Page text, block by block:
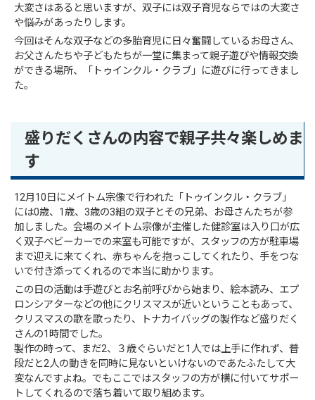
大変さはあると思いますが、双子には双子育児ならではの大変さ
や悩みがあったりします。
今回はそんな双子などの多胎育児に日々奮闘しているお母さん、
お父さんたちや子どもたちが一堂に集まって親子遊びや情報交換
ができる場所、「トゥインクル・クラブ」に遊びに行ってきまし
た。
盛りだくさんの内容で親子共々楽しめま
す
12月10日にメイトム宗像で行われた「トゥインクル・クラブ」
には0歳、1歳、3歳の3組の双子とその兄弟、お母さんたちが参
加しました。会場のメイトム宗像が主催した健診室は入り口が広
く双子ベビーカーでの来室も可能ですが、スタッフの方が駐車場
まで迎えに来てくれ、赤ちゃんを抱っこしてくれたり、手をつな
いで付き添ってくれるので本当に助かります。
この日の活動は手遊びとお名前呼びから始まり、絵本読み、エプ
ロンシアターなどの他にクリスマスが近いということもあって、
クリスマスの歌を歌ったり、トナカイバッグの製作など盛りだく
さんの1時間でした。
製作の時って、まだ2、３歳ぐらいだと1人では上手に作れず、普
段だと2人の動きを同時に見ないといけないのであたふたして大
変なんですよね。でもここではスタッフの方が横に付いてサポー
トしてくれるので落ち着いて取り組めます。